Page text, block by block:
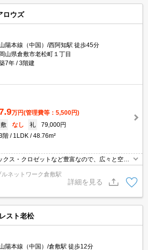
ロウズ
山陽本線（中国）/西阿知駅 徒歩45分
岡山県倉敷市老松町１丁目
7年
3階建
万円(管理費等：5,500円)
敷
なし 礼
79,000円
階
1LDK 48.76m²
クス・クロゼットなど豊富なので、広々と空間
能です。室内設備はシステムキッチン・ネット
きなどが揃っており、とても充実しています。
TVインターホン・オートロックなど充実してい
できます。家賃のカード決済で、賢くポイント
ネットワーク倉敷駅
詳細を見る
スト老松
山陽本線（中国）/倉敷駅 徒歩12分